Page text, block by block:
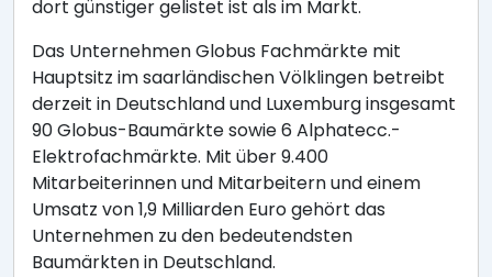
dort günstiger gelistet ist als im Markt.
Das Unternehmen Globus Fachmärkte mit
Hauptsitz im saarländischen Völklingen betreibt
derzeit in Deutschland und Luxemburg insgesamt
90 Globus-Baumärkte sowie 6 Alphatecc.-
Elektrofachmärkte. Mit über 9.400
Mitarbeiterinnen und Mitarbeitern und einem
Umsatz von 1,9 Milliarden Euro gehört das
Unternehmen zu den bedeutendsten
Baumärkten in Deutschland.